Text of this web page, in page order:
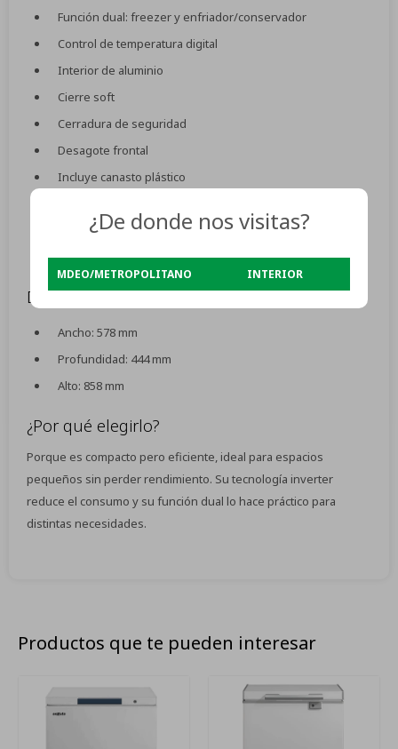
Función dual: freezer y enfriador/conservador
Control de temperatura digital
Interior de aluminio
Cierre soft
Cerradura de seguridad
Desagote frontal
Incluye canasto plástico
Garantía: 10 años en el motor y 1 año general
Origen: China
Dimensiones del producto:
Ancho: 578 mm
Profundidad: 444 mm
Alto: 858 mm
¿Por qué elegirlo?
Porque es compacto pero eficiente, ideal para espacios
pequeños sin perder rendimiento. Su tecnología inverter
reduce el consumo y su función dual lo hace práctico para
distintas necesidades.
Productos que te pueden interesar
¿De donde nos visitas?
MDEO/METROPOLITANO INTERIOR